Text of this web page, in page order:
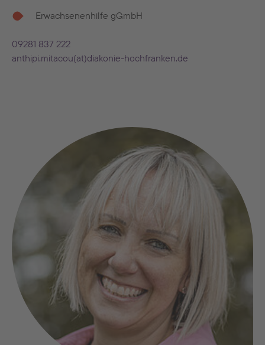
Erwachsenenhilfe gGmbH
09281 837 222
anthipi.mitacou(at)diakonie-hochfranken.de